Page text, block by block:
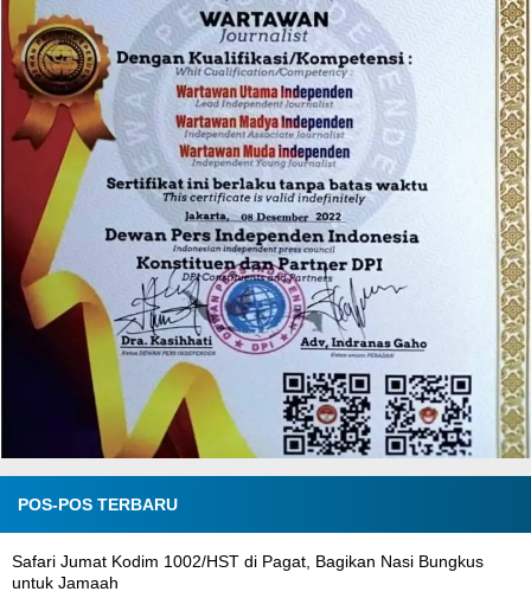
POS-POS TERBARU
Safari Jumat Kodim 1002/HST di Pagat, Bagikan Nasi Bungkus
untuk Jamaah